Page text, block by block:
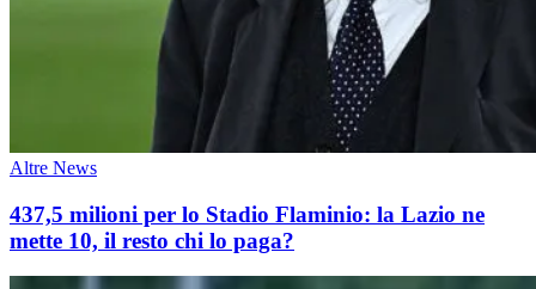
Altre News
437,5 milioni per lo Stadio Flaminio: la Lazio ne
mette 10, il resto chi lo paga?